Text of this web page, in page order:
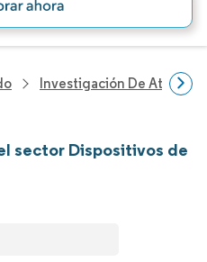
Investigación De
sector Dispositivos de